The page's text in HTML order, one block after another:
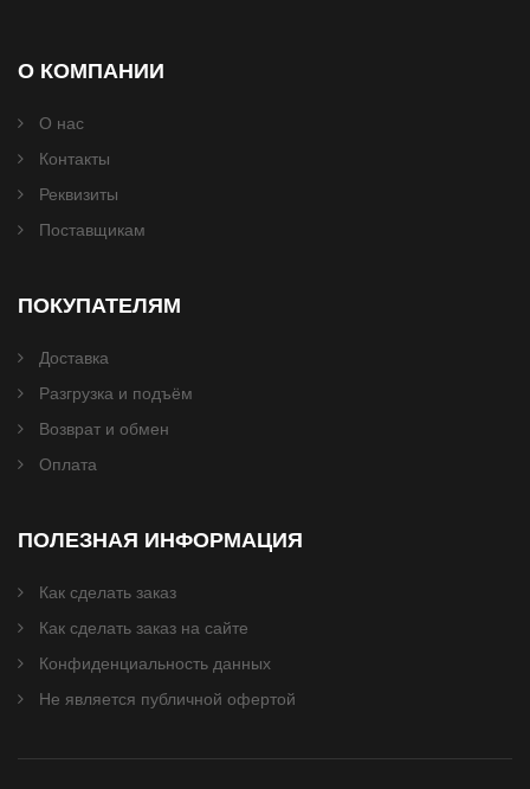
О КОМПАНИИ
О нас
Контакты
Реквизиты
Поставщикам
ПОКУПАТЕЛЯМ
Доставка
Разгрузка и подъём
Возврат и обмен
Оплата
ПОЛЕЗНАЯ ИНФОРМАЦИЯ
Как сделать заказ
Как сделать заказ на сайте
Конфиденциальность данных
Не является публичной офертой